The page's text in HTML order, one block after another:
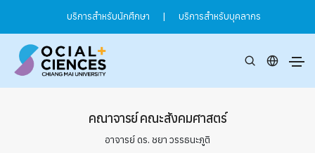
บริการสำหรับนักศึกษา | บริการสำหรับบุคลากร
คณาจารย์ คณะสังคมศาสตร์
อาจารย์ ดร. ชยา วรรธนะภูติ